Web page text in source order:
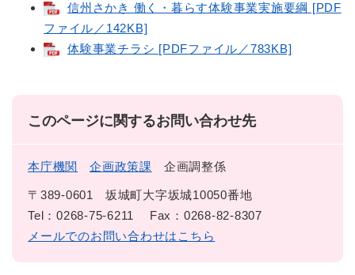
信州さかき 働く・暮らす体験事業実施要綱 [PDF
ファイル／142KB]
体験事業チラシ [PDFファイル／783KB]
このページに関するお問い合わせ先
本庁機関 企画政策課 企画調整係
〒389-0601
坂城町大字坂城10050番地
Tel：0268-75-6211
Fax：0268-82-8307
メールでのお問い合わせはこちら